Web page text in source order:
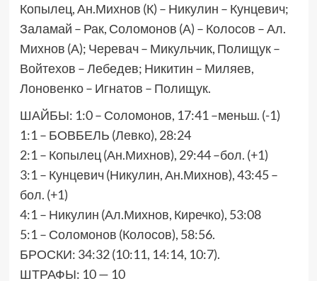
Копылец, Ан.Михнов (К) – Никулин – Кунцевич;
Заламай – Рак, Соломонов (А) – Колосов – Ал.
Михнов (А); Черевач – Микульчик, Полищук –
Войтехов – Лебедев; Никитин – Миляев,
Лоновенко – Игнатов – Полищук.
ШАЙБЫ: 1:0 – Соломонов, 17:41 –меньш. (-1)
1:1 – БОВБЕЛЬ (Левко), 28:24
2:1 – Копылец (Ан.Михнов), 29:44 –бол. (+1)
3:1 – Кунцевич (Никулин, Ан.Михнов), 43:45 –
бол. (+1)
4:1 – Никулин (Ал.Михнов, Киречко), 53:08
5:1 – Соломонов (Колосов), 58:56.
БРОСКИ: 34:32 (10:11, 14:14, 10:7).
ШТРАФЫ: 10 — 10